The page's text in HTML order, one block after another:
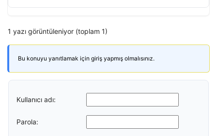
1 yazı görüntüleniyor (toplam 1)
Bu konuyu yanıtlamak için giriş yapmış olmalısınız.
Kullanıcı adı:
Parola: